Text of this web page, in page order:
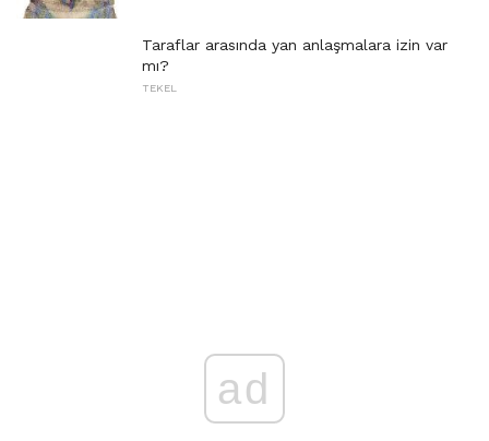
Taraflar arasında yan anlaşmalara izin var
mı?
TEKEL
ad